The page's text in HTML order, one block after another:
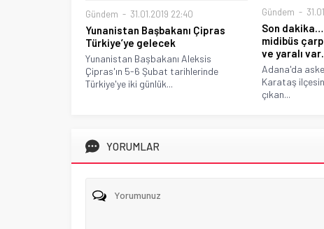
Gündem 31.01.2019 22:40
Yunanistan Başbakanı Çipras
Türkiye’ye gelecek
Yunanistan Başbakanı Aleksis
Çipras'ın 5-6 Şubat tarihlerinde
Türkiye'ye iki günlük...
Gündem
Son dakika…
midibüs
ve yaralı
Adana'da
Karataş
çıkan...
YORUMLAR